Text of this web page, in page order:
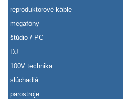
reproduktorové káble
megafóny
štúdio / PC
DJ
100V technika
slúchadlá
parostroje